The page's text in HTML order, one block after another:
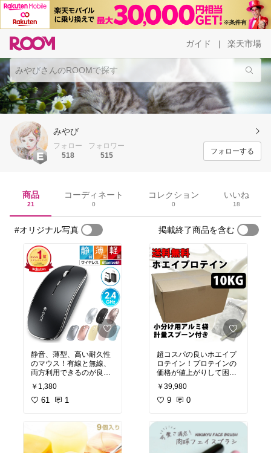
ガイド 楽天市場
みやび
フォロー
518
フォロワー
515
フォローする
商品
21
コーディネート
0
コレクション
0
いいね
18
#オリジナル写真 掲載終了商品を含む
静音、薄型、高い耐久性
のマウス！有線と無線、
両方利用できるのが良い
ですね。ケーブルで簡単
に充電できます。色は３
種類から選べる✨
￥1,380
61 1
超コスパの良いホエイプ
ロテイン！プロテインの
価格が値上がりして困っ
ている人に最適の商品で
す。さらに完全無添加な
ので安心です。
￥39,980
9 0